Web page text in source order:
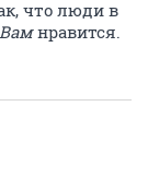
что люди в
Вамнравится.